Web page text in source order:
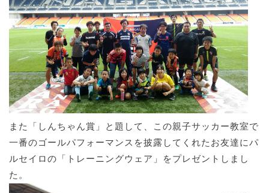
また「しんちゃん賞」と題して、この親子サッカー教室で
一番のゴールパフォーマンスを披露してくれたお友達にパ
ルセイロの「トレーニングウェア」をプレゼントしまし
た。